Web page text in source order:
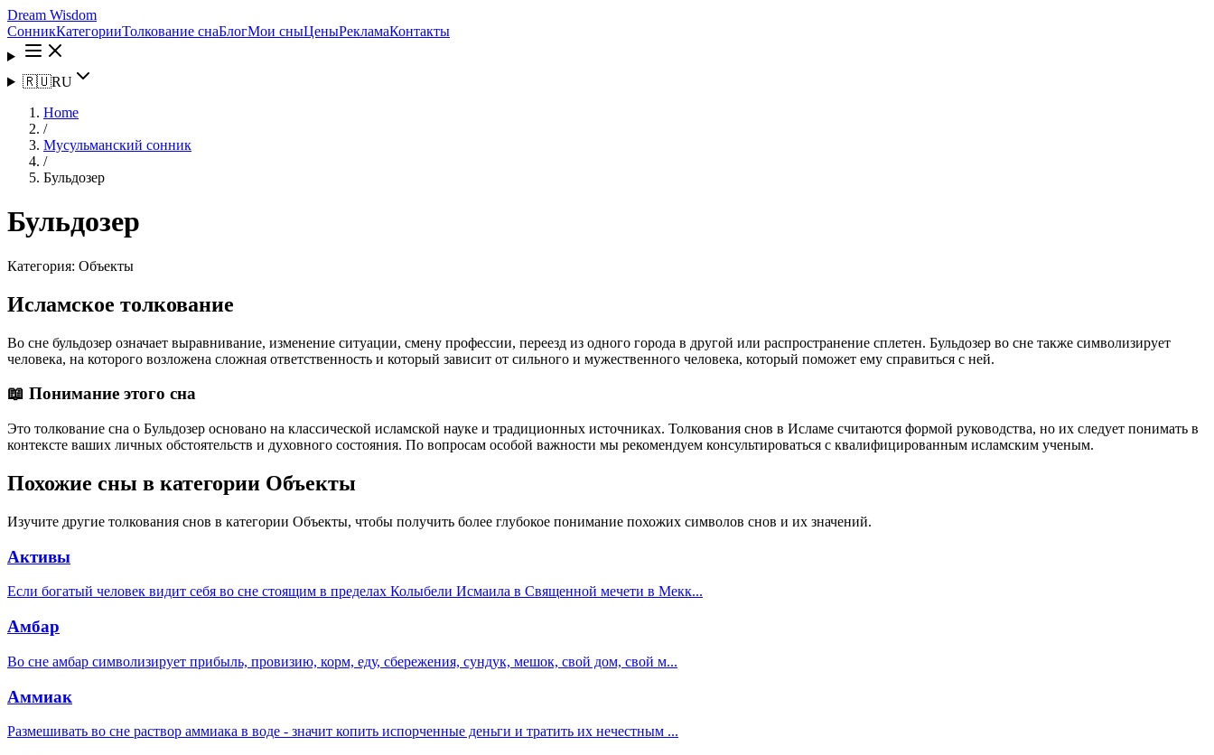
Dream Wisdom
СонникКатегорииТолкование снаБлогМои сныЦеныРекламаКонтакты
🇷🇺RU
Home
/
Мусульманский сонник
/
Бульдозер
Бульдозер
Категория: Объекты
Исламское толкование
Во сне бульдозер означает выравнивание, изменение ситуации, смену профессии, переезд из одного города в другой или распространение сплетен. Бульдозер во сне также символизирует
человека, на которого возложена сложная ответственность и который зависит от сильного и мужественного человека, который поможет ему справиться с ней.
📖 Понимание этого сна
Это толкование сна о Бульдозер основано на классической исламской науке и традиционных источниках. Толкования снов в Исламе считаются формой руководства, но их следует понимать в
контексте ваших личных обстоятельств и духовного состояния. По вопросам особой важности мы рекомендуем консультироваться с квалифицированным исламским ученым.
Похожие сны в категории Объекты
Изучите другие толкования снов в категории Объекты, чтобы получить более глубокое понимание похожих символов снов и их значений.
Активы
Если богатый человек видит себя во сне стоящим в пределах Колыбели Исмаила в Священной мечети в Мекк...
Амбар
Во сне амбар символизирует прибыль, провизию, корм, еду, сбережения, сундук, мешок, свой дом, свой м...
Аммиак
Размешивать во сне раствор аммиака в воде - значит копить испорченные деньги и тратить их нечестным ...